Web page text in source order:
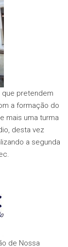
que pretendem
a formação do
mais uma turma
desta vez
a segunda
de Nossa